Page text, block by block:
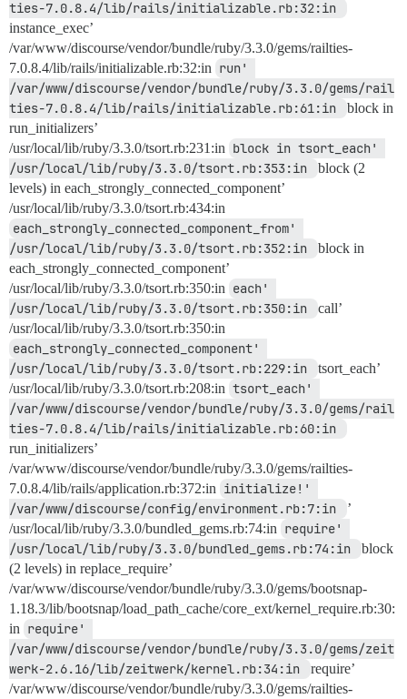
instance_exec’
/var/www/discourse/vendor/bundle/ruby/3.3.0/gems/railties-
7.0.8.4/lib/rails/initializable.rb:32:in run'
/var/www/discourse/vendor/bundle/ruby/3.3.0/gems/rail
ties-7.0.8.4/lib/rails/initializable.rb:61:in
block in
run_initializers’
/usr/local/lib/ruby/3.3.0/tsort.rb:231:in block in tsort_each'
/usr/local/lib/ruby/3.3.0/tsort.rb:353:in
block (2
levels) in each_strongly_connected_component’
/usr/local/lib/ruby/3.3.0/tsort.rb:434:in
each_strongly_connected_component_from'
/usr/local/lib/ruby/3.3.0/tsort.rb:352:in
block in
each_strongly_connected_component’
/usr/local/lib/ruby/3.3.0/tsort.rb:350:in each'
/usr/local/lib/ruby/3.3.0/tsort.rb:350:in
call’
/usr/local/lib/ruby/3.3.0/tsort.rb:350:in
each_strongly_connected_component'
/usr/local/lib/ruby/3.3.0/tsort.rb:229:in
tsort_each’
/usr/local/lib/ruby/3.3.0/tsort.rb:208:in tsort_each'
/var/www/discourse/vendor/bundle/ruby/3.3.0/gems/rail
run_initializers’
/var/www/discourse/vendor/bundle/ruby/3.3.0/gems/railties-
7.0.8.4/lib/rails/application.rb:372:in initialize!'
/var/www/discourse/config/environment.rb:7:in
’
/usr/local/lib/ruby/3.3.0/bundled_gems.rb:74:in require'
/usr/local/lib/ruby/3.3.0/bundled_gems.rb:74:in
block
(2 levels) in replace_require’
/var/www/discourse/vendor/bundle/ruby/3.3.0/gems/bootsnap-
1.18.3/lib/bootsnap/load_path_cache/core_ext/kernel_require.rb:30:
in require'
/var/www/discourse/vendor/bundle/ruby/3.3.0/gems/zeit
werk-2.6.16/lib/zeitwerk/kernel.rb:34:in
require’
/var/www/discourse/vendor/bundle/ruby/3.3.0/gems/railties-